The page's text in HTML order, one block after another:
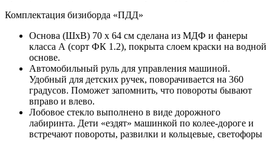
Комплектация бизиборда «ПДД»
Основа (ШхВ) 70 х 64 см сделана из МДФ и фанеры
класса А (сорт ФК 1.2), покрыта слоем краски на водной
основе.
Автомобильный руль для управления машиной.
Удобный для детских ручек, поворачивается на 360
градусов. Поможет запомнить, что повороты бывают
вправо и влево.
Лобовое стекло выполнено в виде дорожного
лабиринта. Дети «ездят» машинкой по колее-дороге и
встречают повороты, развилки и кольцевые, светофоры